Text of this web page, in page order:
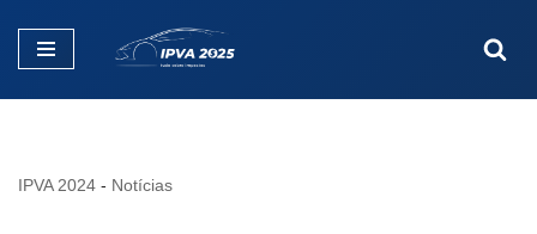
Pular
IPVA 2024 - Notícias